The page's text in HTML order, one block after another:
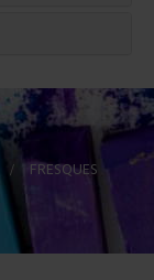
>
FRESQUES